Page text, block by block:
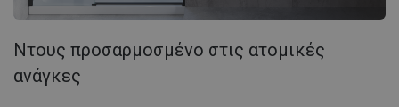
Ντους προσαρμοσμένο στις ατομικές
ανάγκες